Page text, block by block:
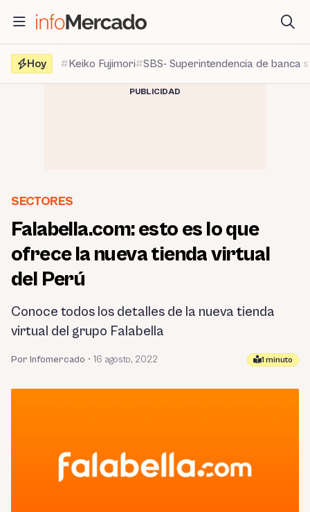
contenido
Hoy
Keiko Fujimori SBS- Superintendencia de banca
PUBLICIDAD
SECTORES
Falabella.com: esto es lo que
ofrece la nueva tienda virtual
del Perú
Conoce todos los detalles de la nueva tienda
virtual del grupo Falabella
Por Infomercado • 16 agosto, 2022 1 minuto